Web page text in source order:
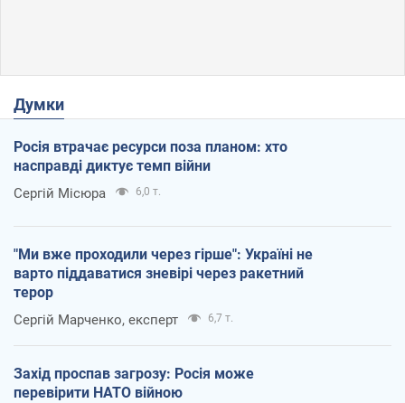
Думки
Росія втрачає ресурси поза планом: хто
насправді диктує темп війни
Сергій Місюра 6,0 т.
"Ми вже проходили через гірше": Україні не
варто піддаватися зневірі через ракетний
терор
Сергій Марченко, експерт 6,7 т.
Захід проспав загрозу: Росія може
перевірити НАТО війною